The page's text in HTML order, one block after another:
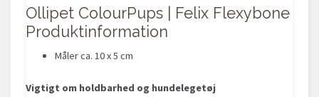
Ollipet ColourPups | Felix Flexybone
Produktinformation
Måler ca. 10 x 5 cm
Vigtigt om holdbarhed og hundelegetøj